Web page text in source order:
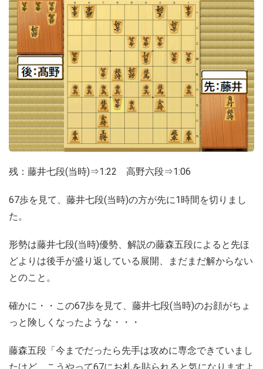
残：藤井七段(当時)⇒1:22 高野六段⇒1:06
67歩を見て、藤井七段(当時)の方が先に1時間を切りまし
た。
形勢は藤井七段(当時)優勢、解説の藤森五段によると先ほ
どよりは後手が盛り返している展開、まだまだ解からない
とのこと。
確かに・・この67歩を見て、藤井七段(当時)のお顔がちょ
っと険しくなったような・・・
藤森五段「今までだったら先手は攻めに専念できていまし